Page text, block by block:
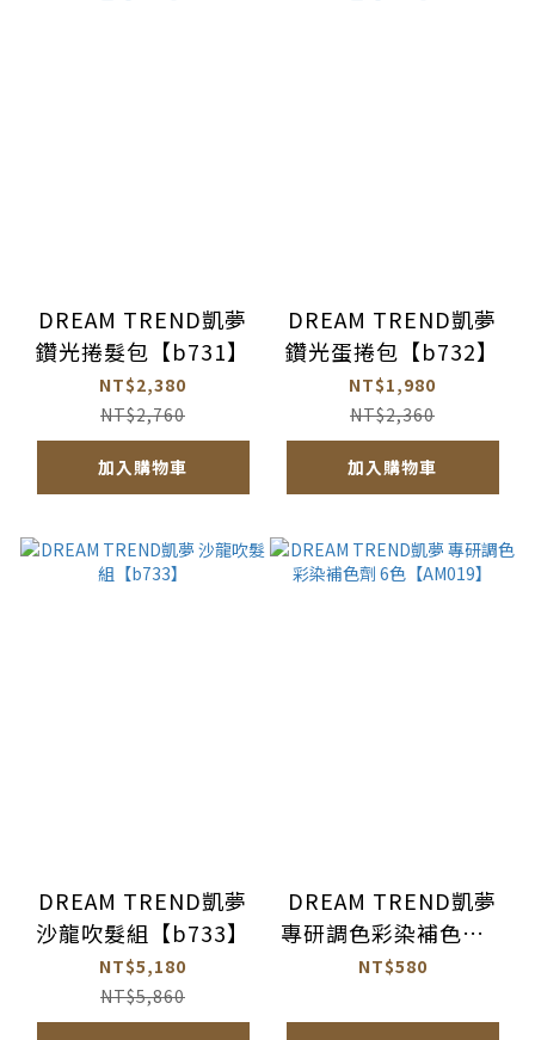
DREAM TREND凱夢
鑽光捲髮包【b731】
NT$2,380
NT$2,760
加入購物車
DREAM TREND凱夢
鑽光蛋捲包【b732】
NT$1,980
NT$2,360
加入購物車
DREAM TREND凱夢
沙龍吹髮組【b733】
NT$5,180
NT$5,860
DREAM TREND凱夢
專研調色彩染補色劑 6
色【AM019】
NT$580